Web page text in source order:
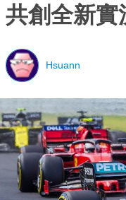
共創全新實
Hsuann